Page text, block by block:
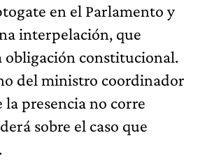
en el Parlamento y
interpelación, que
obligación constitucional.
del ministro coordinador
la presencia no corre
sobre el caso que